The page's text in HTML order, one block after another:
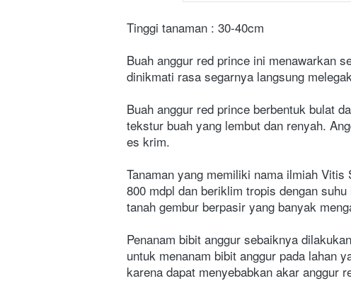
Tinggi tanaman : 30-40cm
Buah anggur red prince ini menawarkan
dinikmati rasa segarnya langsung
Buah anggur red prince berbentuk bulat
tekstur buah yang lembut dan renyah.
es krim.
Tanaman yang memiliki nama ilmiah
800 mdpl dan beriklim tropis dengan
tanah gembur berpasir yang banyak
Penanam bibit anggur sebaiknya
untuk menanam bibit anggur pada lahan
karena dapat menyebabkan akar anggur